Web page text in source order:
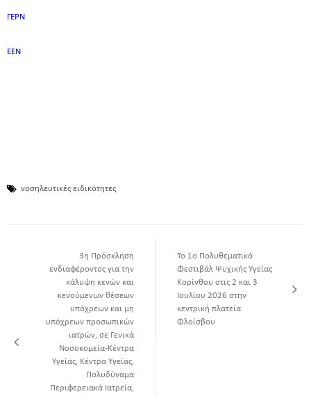
ΓΕΡΝ
ΕΕΝ
νοσηλευτικές ειδικότητες
3η Πρόσκληση
ενδιαφέροντος για την
κάλυψη κενών και
κενούμενων θέσεων
υπόχρεων και μη
υπόχρεων προσωπικών
ιατρών, σε Γενικά
Νοσοκομεία-Κέντρα
Υγείας, Κέντρα Υγείας,
Πολυδύναμα
Περιφερειακά Ιατρεία,
Το 1ο Πολυθεματικό
Φεστιβάλ Ψυχικής Υγείας
Κορίνθου στις 2 και 3
Ιουλίου 2026 στην
κεντρική πλατεία
Φλοίσβου